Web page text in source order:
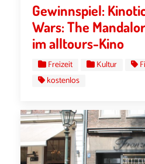
Gewinnspiel:
Wars: The
im alltours-Kino
Freizeit Kultur
kostenlos